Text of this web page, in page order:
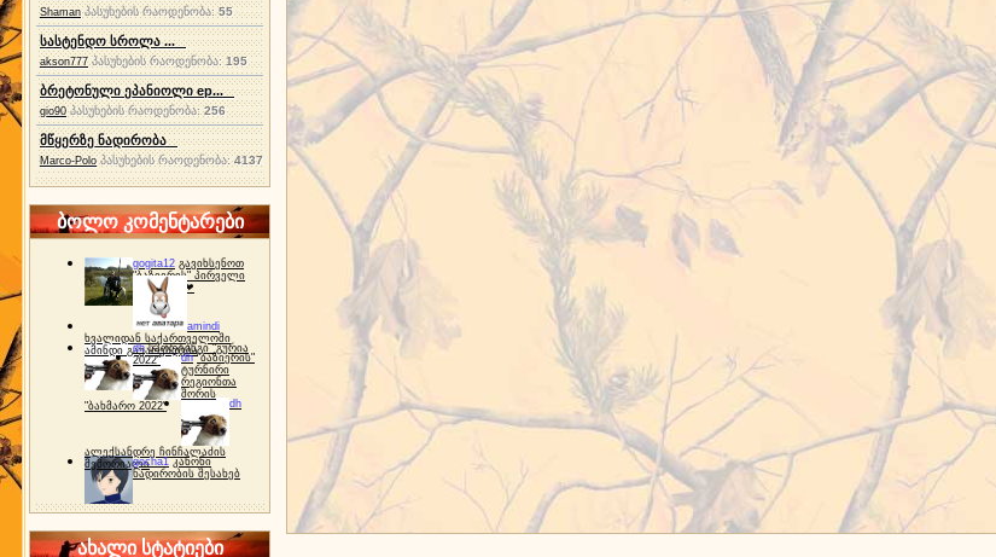
Shaman პასუხების რაოდენობა:55
სასტენდო სროლა ...
akson777 პასუხების რაოდენობა:195
ბრეტონული ეპანიოლი ep...
gio90 პასუხების რაოდენობა:256
მწყერზე ნადირობა
Marco-Polo პასუხების რაოდენობა:4137
ბოლო კომენტარები
gogita12 გავიხსენოთ
"ბაზიერის" პირველი
ტურნირი ❤
amindi
ხვალიდან საქართველოში
ამინდი გაუარესდება
dh სპორტინგი "გურია
2022"
dh "ბაზიერის"
ტურნირი
რეგიონთა
შორის
"ბახმარო 2022"
dh
ალექსანდრე ჩინჩალაძის
მემორიალიgocha1 კანონი
ნადირობის შესახებ
ახალი სტატიები